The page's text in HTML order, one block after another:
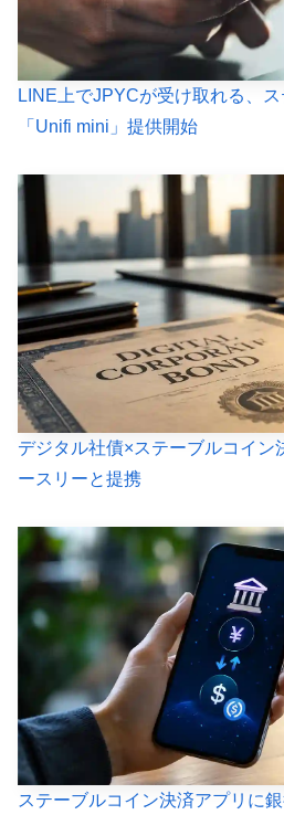
LINE上でJPYCが受け取れる、
「Unifi mini」提供開始
デジタル社債×ステーブルコイン
ースリーと提携
ステーブルコイン決済アプリに